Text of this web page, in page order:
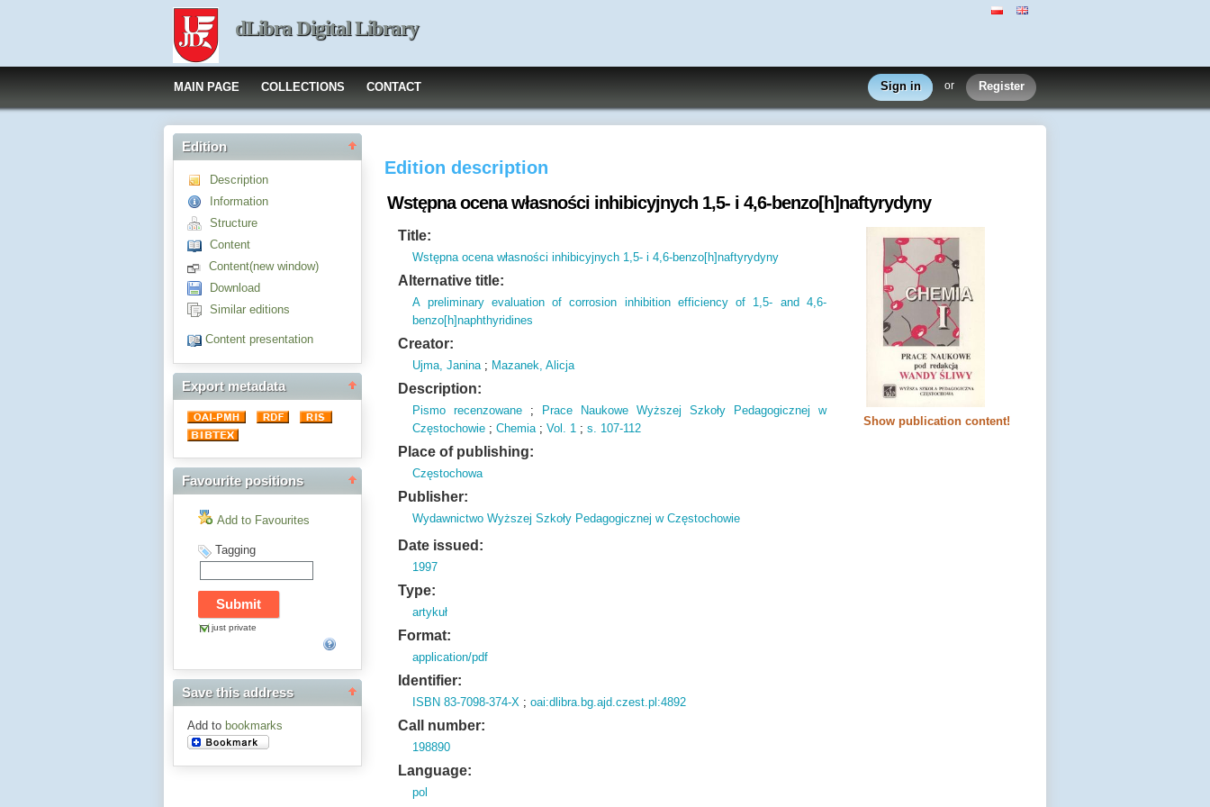
dLibra Digital Library
MAIN PAGE COLLECTIONS CONTACT Sign in or Register
Edition
Description
Information
Structure
Content
Content(new window)
Download
Similar editions
Content presentation
Export metadata
Favourite positions
Add to Favourites
Tagging
just private
Save this address
Add to bookmarks
Edition description
Wstępna ocena własności inhibicyjnych 1,5- i 4,6-benzo[h]naftyrydyny
Show publication content!
Title:
Wstępna ocena własności inhibicyjnych 1,5- i 4,6-benzo[h]naftyrydyny
Alternative title:
A preliminary evaluation of corrosion inhibition efficiency of 1,5- and 4,6-
benzo[h]naphthyridines
Creator:
Ujma, Janina; Mazanek, Alicja
Description:
Pismo recenzowane ;
Prace Naukowe Wyższej Szkoły Pedagogicznej w
Częstochowie ;Chemia;Vol. 1 ;s. 107-112
Place of publishing:
Częstochowa
Publisher:
Wydawnictwo Wyższej Szkoły Pedagogicznej w Częstochowie
Date issued:
1997
Type:
artykuł
Format:
application/pdf
Identifier:
ISBN 83-7098-374-X ;oai:dlibra.bg.ajd.czest.pl:4892
Call number:
198890
Language:
pol